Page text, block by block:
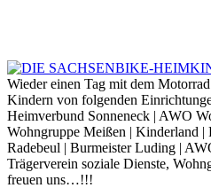
Wieder einen Tag mit dem
Kindern von folgenden
Heimverbund Sonneneck | AWO
Wohngruppe Meißen | Kinderland |
Radebeul | Burmeister Luding |
Trägerverein soziale Dienste,
freuen uns…!!!